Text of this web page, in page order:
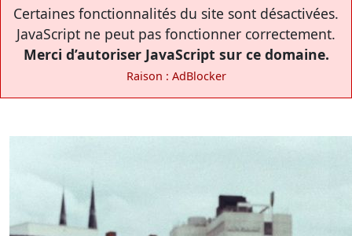
Certaines fonctionnalités du site sont désactivées.
JavaScript ne peut pas fonctionner correctement.
Merci d’autoriser JavaScript sur ce domaine.
Raison : AdBlocker